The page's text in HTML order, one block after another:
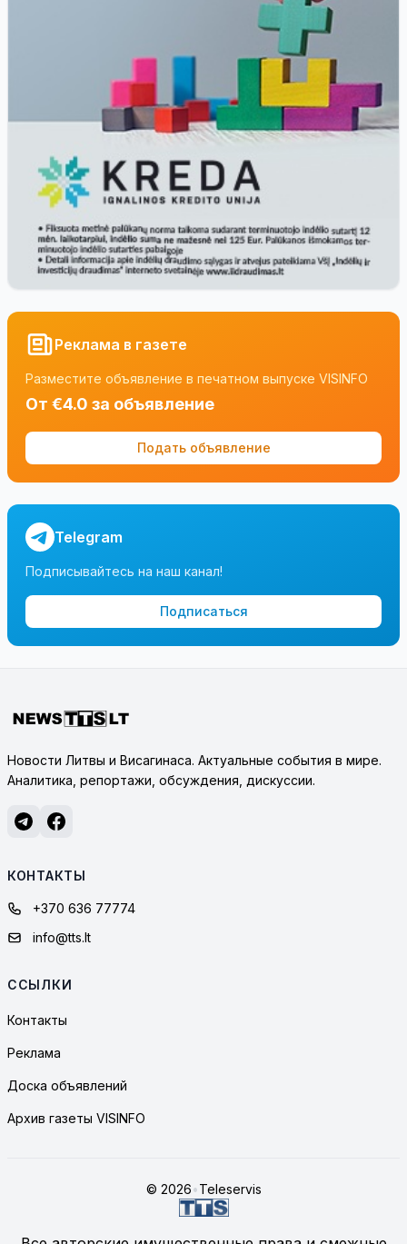
Реклама в газете
Разместите объявление в печатном выпуске VISINFO
От €4.0 за объявление
Подать объявление
Telegram
Подписывайтесь на наш канал!
Подписаться
Новости Литвы и Висагинаса. Актуальные события в мире.
Аналитика, репортажи, обсуждения, дискуссии.
КОНТАКТЫ
+370 636 77774
info@tts.lt
ССЫЛКИ
Контакты
Реклама
Доска объявлений
Архив газеты VISINFO
© 2026•Teleservis